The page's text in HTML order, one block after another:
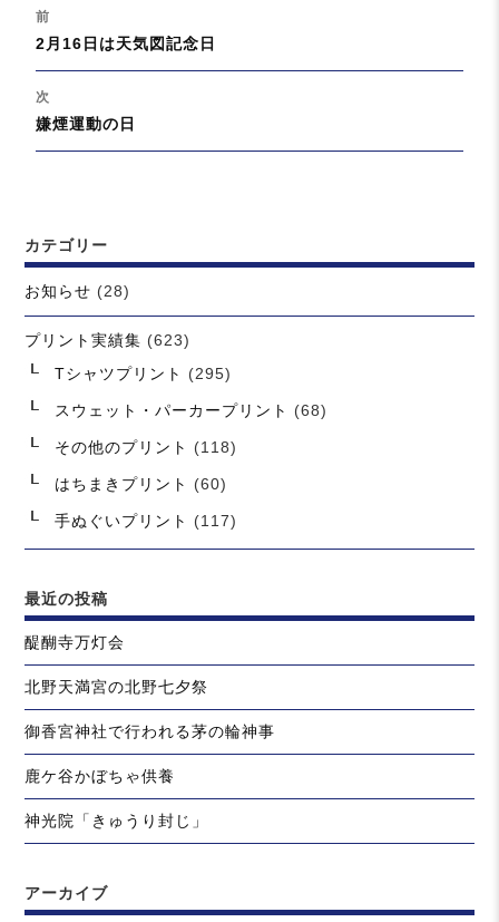
ー
稿
ナ
ゲ
ー
シ
前
過
去
の
投
稿:
2月16日は天気図記念日
次
次
の
嫌煙運動の日
カテゴリー
お知らせ (28)
プリント実績集 (623)
Tシャツプリント
(295)
スウェット・パーカープリント (68)
その他のプリント (118)
はちまきプリント (60)
手ぬぐいプリント (117)
最近の投稿
醍醐寺万灯会
北野天満宮の北野七夕祭
御香宮神社で行われる茅の輪神事
鹿ケ谷かぼちゃ供養
神光院「きゅうり封じ」
アーカイブ